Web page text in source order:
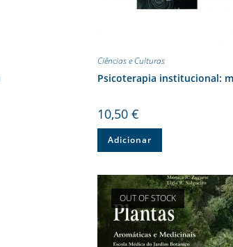
Ciências e Culturas
Psicoterapia institucional:
10,50 €
Adicionar
OUT OF STOCK